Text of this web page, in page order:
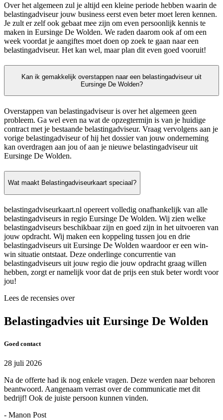
Over het algemeen zul je altijd een kleine periode hebben waarin de
belastingadviseur jouw business eerst even beter moet leren kennen.
Je zult er zelf ook gebaat mee zijn om even persoonlijk kennis te
maken in Eursinge De Wolden. We raden daarom ook af om een
week voordat je aangiftes moet doen op zoek te gaan naar een
belastingadviseur. Het kan wel, maar plan dit even goed vooruit!
Kan ik gemakkelijk overstappen naar een belastingadviseur uit
Eursinge De Wolden?
Overstappen van belastingadviseur is over het algemeen geen
probleem. Ga wel even na wat de opzegtermijn is van je huidige
contract met je bestaande belastingadviseur. Vraag vervolgens aan je
vorige belastingadviseur of hij het dossier van jouw onderneming
kan overdragen aan jou of aan je nieuwe belastingadviseur uit
Eursinge De Wolden.
Wat maakt Belastingadviseurkaart speciaal?
belastingadviseurkaart.nl opereert volledig onafhankelijk van alle
belastingadviseurs in regio Eursinge De Wolden. Wij zien welke
belastingadviseurs beschikbaar zijn en goed zijn in het uitvoeren van
jouw opdracht. Wij maken een koppeling tussen jou en drie
belastingadviseurs uit Eursinge De Wolden waardoor er een win-
win situatie ontstaat. Deze onderlinge concurrentie van
belastingadviseurs uit jouw regio die jouw opdracht graag willen
hebben, zorgt er namelijk voor dat de prijs een stuk beter wordt voor
jou!
Lees de recensies over
Belastingadvies uit Eursinge De Wolden
Goed contact
28 juli 2026
Na de offerte had ik nog enkele vragen. Deze werden naar behoren
beantwoord. Aangenaam verrast over de communicatie met dit
bedrijf! Ook de juiste persoon kunnen vinden.
- Manon Post